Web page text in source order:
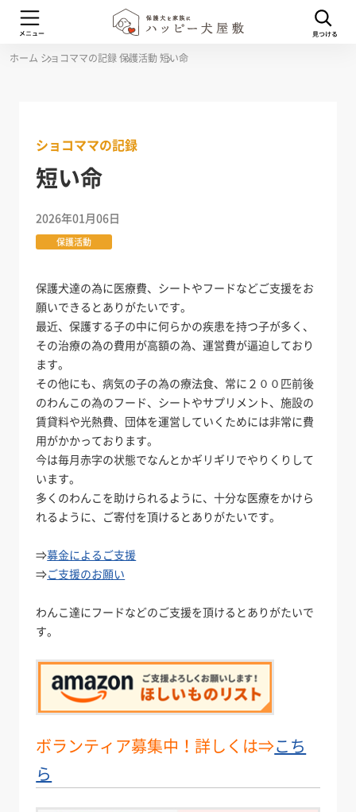
ホーム ショコママの記録保護活動 短い命
ショコママの記録
短い命
2026年01月06日
保護活動
保護犬達の為に医療費、シートやフードなどご支援をお
願いできるとありがたいです。
最近、保護する子の中に何らかの疾患を持つ子が多く、
その治療の為の費用が高額の為、運営費が逼迫しており
ます。
その他にも、病気の子の為の療法食、常に２００匹前後
のわんこの為のフード、シートやサプリメント、施設の
賃貸料や光熱費、団体を運営していくためには非常に費
用がかかっております。
今は毎月赤字の状態でなんとかギリギリでやりくりして
います。
多くのわんこを助けられるように、十分な医療をかけら
れるように、ご寄付を頂けるとありがたいです。
⇒募金によるご支援
⇒ご支援のお願い
わんこ達にフードなどのご支援を頂けるとありがたいで
す。
ボランティア募集中！詳しくは⇒こち
ら